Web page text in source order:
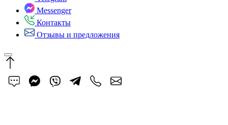
Messenger
Контакты
Отзывы и предложения